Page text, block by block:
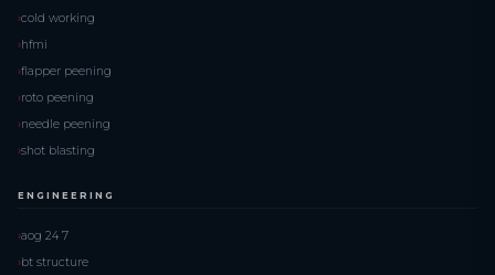
cold working
hfmi
flapper peening
roto peening
needle peening
shot blasting
ENGINEERING
aog 24 7
bt structure